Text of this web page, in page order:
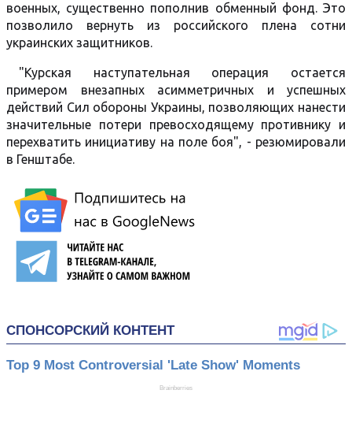
военных, существенно пополнив обменный фонд. Это
позволило вернуть из российского плена сотни
украинских защитников.
"Курская наступательная операция остается
примером внезапных асимметричных и успешных
действий Сил обороны Украины, позволяющих нанести
значительные потери превосходящему противнику и
перехватить инициативу на поле боя", - резюмировали
в Генштабе.